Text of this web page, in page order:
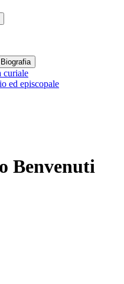
curiale
ed episcopale
Benvenuti